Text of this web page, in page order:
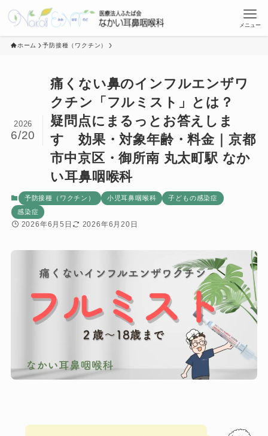
メニュー
ホーム 予防接種（ワクチン）
痛くない鼻のインフルエンザワ
クチン「フルミスト」とは？
疑問点にまるっとお答えしま
す 効果・対象年齢・料金｜京都
市中京区・御所南 丸太町駅 なか
い耳鼻咽喉科
2026
6/20
予防接種（ワクチン） 小児耳鼻咽喉科
子どもの感染症
感染症
2026年6月5日 2026年6月20日